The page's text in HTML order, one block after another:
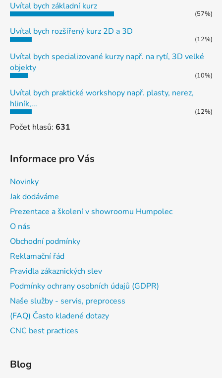
Uvítal bych základní kurz
(57%)
Uvítal bych rozšířený kurz 2D a 3D
(12%)
Uvítal bych specializované kurzy např. na rytí, 3D velké
objekty
(10%)
Uvítal bych praktické workshopy např. plasty, nerez,
hliník,...
(12%)
Počet hlasů: 631
Informace pro Vás
Novinky
Jak dodáváme
Prezentace a školení v showroomu Humpolec
O nás
Obchodní podmínky
Reklamační řád
Pravidla zákaznických slev
Podmínky ochrany osobních údajů (GDPR)
Naše služby - servis, preprocess
(FAQ) Často kladené dotazy
CNC best practices
Blog